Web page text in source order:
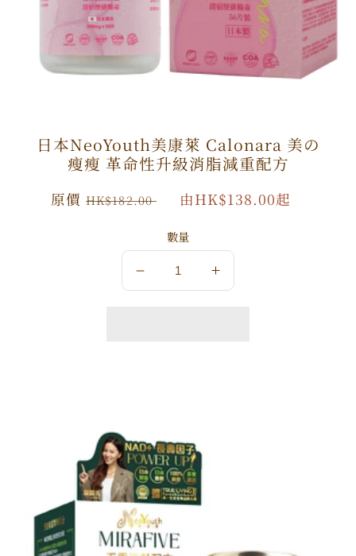
日本NeoYouth美康萊 Calonara 美の
瘦瘦 革命性升級消脂減重配方
原
原價HK$182.00 由HK$138.00起
數量